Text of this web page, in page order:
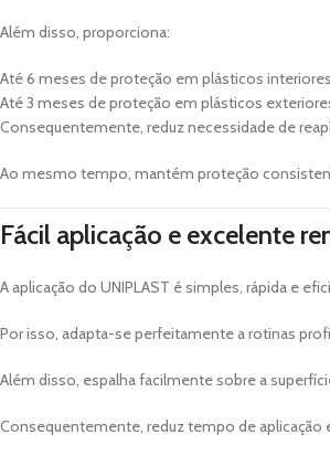
Além disso, proporciona:
Até 6 meses de proteção em plásticos interiores
Até 3 meses de proteção em plásticos
Consequentemente, reduz necessidade de
Ao mesmo tempo, mantém proteção
Fácil aplicação e excelente
A aplicação do UNIPLAST é simples, rápida e
Por isso, adapta-se perfeitamente a rotinas
Além disso, espalha facilmente sobre a
Consequentemente, reduz tempo de aplicação